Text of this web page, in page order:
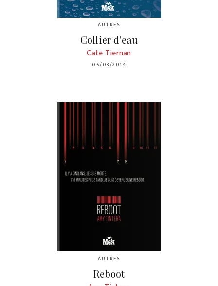
AUTRES
Collier d'eau
Cate Tiernan
05/03/2014
AUTRES
Reboot